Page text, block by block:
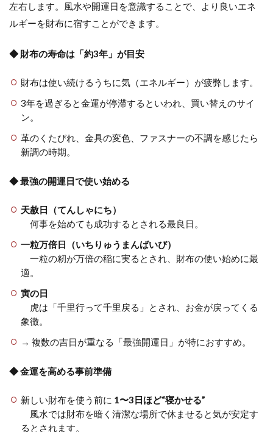
左右します。風水や開運日を意識することで、より良いエネ
ルギーを財布に宿すことができます。
◆ 財布の寿命は「約3年」が目安
財布は使い続けるうちに気（エネルギー）が疲弊します。
3年を過ぎると金運が停滞するといわれ、買い替えのサイ
ン。
革のくたびれ、金具の変色、ファスナーの不調を感じたら
新調の時期。
◆ 最強の開運日で使い始める
天赦日（てんしゃにち）
何事を始めても成功するとされる最良日。
一粒万倍日（いちりゅうまんばいび）
一粒の籾が万倍の稲に実るとされ、財布の使い始めに最
適。
寅の日
虎は「千里行って千里戻る」とされ、お金が戻ってくる
象徴。
→ 複数の吉日が重なる「最強開運日」が特におすすめ。
◆ 金運を高める事前準備
新しい財布を使う前に 1〜3日ほど“寝かせる”
風水では財布を暗く清潔な場所で休ませると気が安定す
るとされます。